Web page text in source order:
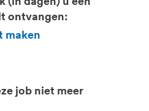
ontvangen:
maken
job niet meer